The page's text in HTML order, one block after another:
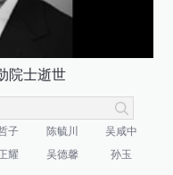
院士逝世
子 陈毓川
吴咸中
耀 吴德馨 孙玉